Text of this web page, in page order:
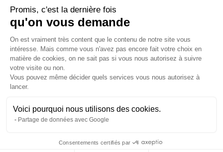
Promis, c'est la dernière fois
qu'on vous demande
Plateforme de Gestion du
On est vraiment très content que le contenu de notre site vous
intéresse. Mais comme vous n'avez pas encore fait votre choix en
matière de cookies, on ne sait pas si vous nous autorisez à suivre
votre visite ou non.
Vous pouvez même décider quels services vous nous autorisez à
lancer.
Voici pourquoi nous utilisons des cookies.
Partage de données avec Google
Consentements certifiés par
Axeptio consent
mise en demeure circonstanciée, notamment en cas
d’insolvabilité du Client.
Bien que les marchandises livrées restent la
propriété de l’Entrepreneur jusqu’à complet
paiement, la livraison de ces marchandises opère
néanmoins transfert des risques au Client qui
assume dès lors, dès la livraison, la garde des
responsable des dommages causés aux
En cas de reprise des marchandises, les pertes de